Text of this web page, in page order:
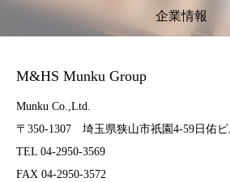
企業情報
M&HS Munku Group
Munku Co.,Ltd.
〒350-1307 埼玉県狭山市祇園4-59日佑ビ
TEL 04-2950-3569
FAX 04-2950-3572